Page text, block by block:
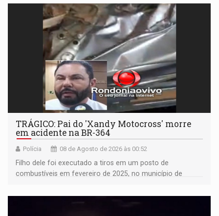
TRÁGICO: Pai do 'Xandy Motocross' morre
em acidente na BR-364
Polícia 08 de Agosto de 2026 às 00:52
Filho dele foi executado a tiros em um posto de
combustíveis em fevereiro de 2025, no município de